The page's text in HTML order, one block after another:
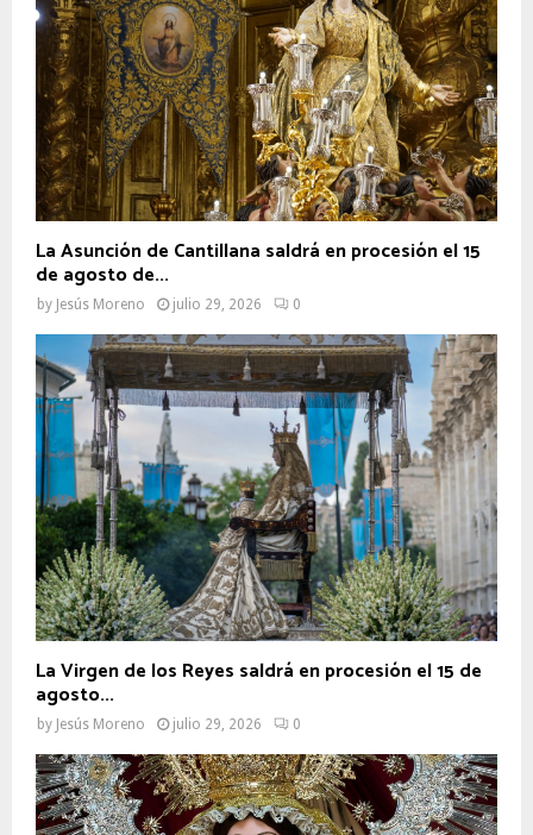
La Asunción de Cantillana saldrá en procesión el 15
de agosto de...
by Jesús Moreno julio 29, 2026 0
La Virgen de los Reyes saldrá en procesión el 15 de
agosto...
by Jesús Moreno julio 29, 2026 0